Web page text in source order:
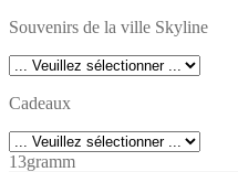
7,90 €.6,90 €.
Souvenirs de la ville Skyline
Cadeaux
13gramm